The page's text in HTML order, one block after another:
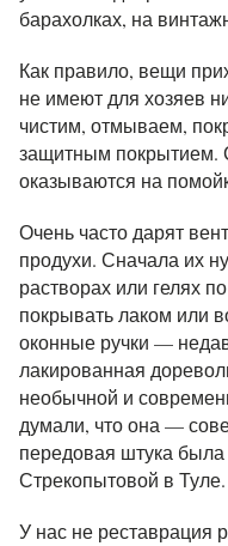
барахолках, на
Как правило, вещи
не имеют для хозяев
чистим, отмываем,
защитным покрытием.
оказываются на
Очень часто дарят
продухи. Сначала их
растворах или гелях
покрывать лаком или
оконные ручки —
лакированная
необычной и
думали, что она —
передовая штука
Стрекопытовой в Туле.
У нас не реставрация